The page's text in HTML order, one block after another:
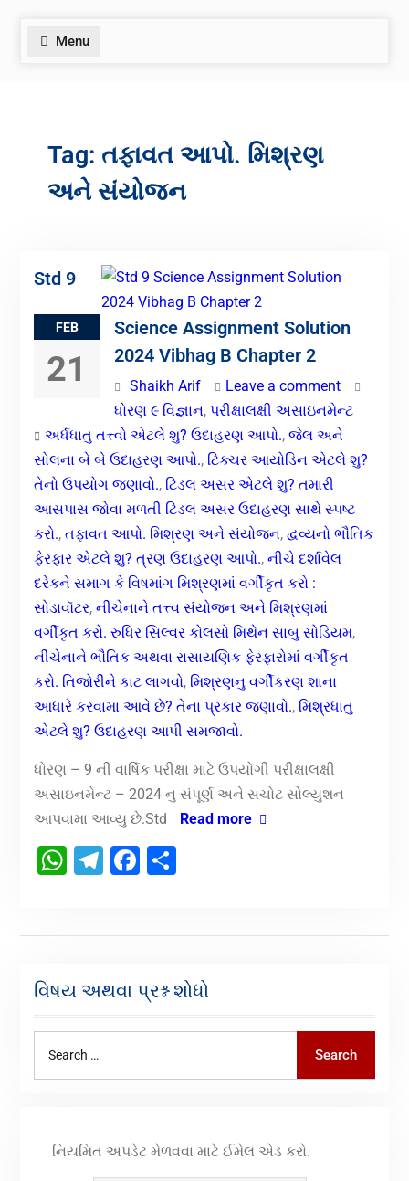
Menu
Tag: તફાવત આપો. મિશ્રણ
અને સંયોજન
FEB
21
Std 9
Science Assignment Solution
2024 Vibhag B Chapter 2
Shaikh Arif
Leave a comment
ધોરણ ૯ વિજ્ઞાન, પરીક્ષાલક્ષી અસાઇનમેન્ટ
અર્ધધાતુ તત્ત્વો એટલે શુ? ઉદાહરણ આપો., જેલ અને
સોલના બે બે ઉદાહરણ આપો., ટિંક્ચર આયોડિન એટલે શુ?
તેનો ઉપયોગ જણાવો., ટિંડલ અસર એટલે શુ? તમારી
આસપાસ જોવા મળતી ટિંડલ અસર ઉદાહરણ સાથે સ્પષ્ટ
કરો., તફાવત આપો. મિશ્રણ અને સંયોજન, દ્વવ્યનો ભૌતિક
ફેરફાર એટલે શુ? ત્રણ ઉદાહરણ આપો., નીચે દર્શાવેલ
દરેકને સમાગ કે વિષમાંગ મિશ્રણમાં વર્ગીકૃત કરો :
સોડાવૉટર, નીચેનાને તત્ત્વ સંયોજન અને મિશ્રણમાં
વર્ગીકૃત કરો. રુધિર સિલ્વર કોલસો મિથેન સાબુ સોડિયમ,
નીચેનાને ભૌતિક અથવા રાસાયણિક ફેરફારોમાં વર્ગીકૃત
કરો. તિજોરીને કાટ લાગવો, મિશ્રણનુ વર્ગીકરણ શાના
આધારે કરવામા આવે છે? તેના પ્રકાર જણાવો., મિશ્રધાતુ
એટલે શુ? ઉદાહરણ આપી સમજાવો.
ધોરણ – 9 ની વાર્ષિક પરીક્ષા માટે ઉપયોગી પરીક્ષાલક્ષી
અસાઇનમેન્ટ – 2024 નુ સંપૂર્ણ અને સચોટ સોલ્યુશન
આપવામા આવ્યુ છે.Std
Read more
WhatsApp
Telegram
Facebook
Share
વિષય અથવા પ્રશ્ન શોધો
Search
નિયમિત અપડેટ મેળવવા માટે ઈમેલ એડ કરો.